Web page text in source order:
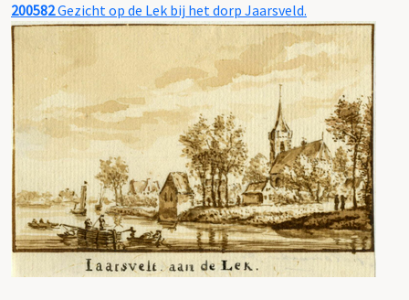
200582Gezicht op de Lek bij het dorp Jaarsveld.